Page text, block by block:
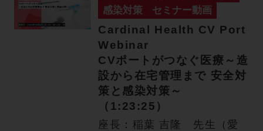
感染対策
セミナー動画
Cardinal Health CV Port
Webinar
CVポートがつなぐ医療～造
設から在宅管理まで 安全対
策と感染対策～
（1:23:25）
座長：稲葉 吉隆 先生（愛